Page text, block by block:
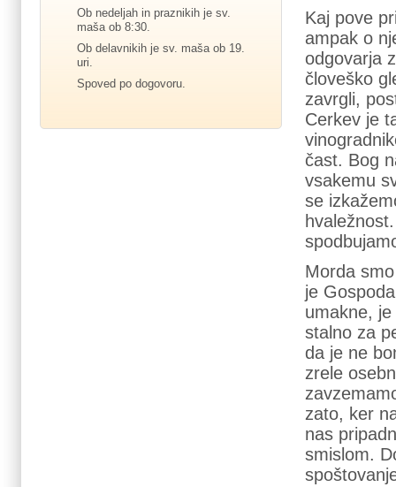
Kaj pove
ampak o
odgovarja
človeško
zavrgli,
Cerkev je
čast. Bog
vsakemu
se
Morda
je
umakne,
stalno za
da je ne
zrele
zato, ker
nas
smislom.
Ob nedeljah in praznikih je sv.
maša ob 8:30.
Ob delavnikih je sv. maša ob 19.
uri.
Spoved po dogovoru.